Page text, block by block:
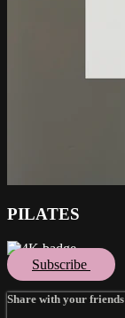
PILATES
Subscribe
Share with your friends